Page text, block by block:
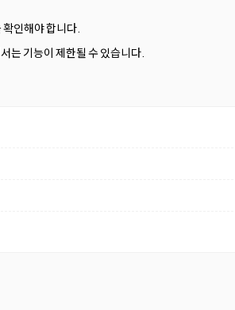
인해야 합니다.
기능이 제한될 수 있습니다.